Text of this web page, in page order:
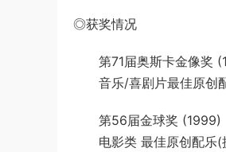
◎获奖情况
第71届奥斯卡金像奖
音乐/喜剧片最佳原创配
第56届金球奖 (1999)
电影类 最佳原创配乐(